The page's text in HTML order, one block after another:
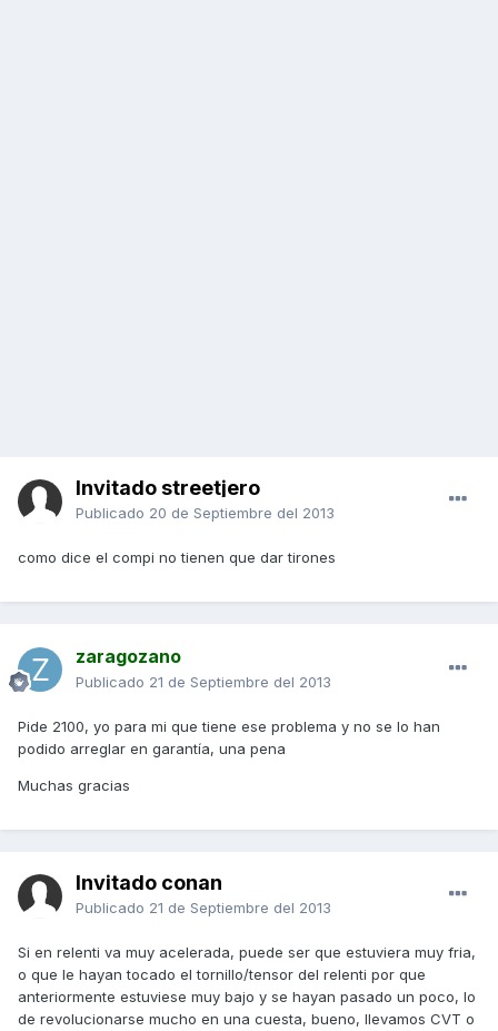
Invitado streetjero
Publicado 20 de Septiembre del 2013
como dice el compi no tienen que dar tirones
zaragozano
Publicado 21 de Septiembre del 2013
Pide 2100, yo para mi que tiene ese problema y no se lo han
podido arreglar en garantía, una pena
Muchas gracias
Invitado conan
Publicado 21 de Septiembre del 2013
Si en relenti va muy acelerada, puede ser que estuviera muy fria,
o que le hayan tocado el tornillo/tensor del relenti por que
anteriormente estuviese muy bajo y se hayan pasado un poco, lo
de revolucionarse mucho en una cuesta, bueno, llevamos CVT o